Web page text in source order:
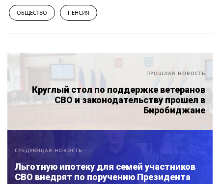
ОБЩЕСТВО ПЕНСИЯ
ПРОШЛАЯ НОВОСТЬ
Круглый стол по поддержке ветеранов
СВО и законодательству прошел в
Биробиджане
СЛЕДУЮЩАЯ НОВОСТЬ
Льготную ипотеку для семей участников
СВО внедрят по поручению Президента